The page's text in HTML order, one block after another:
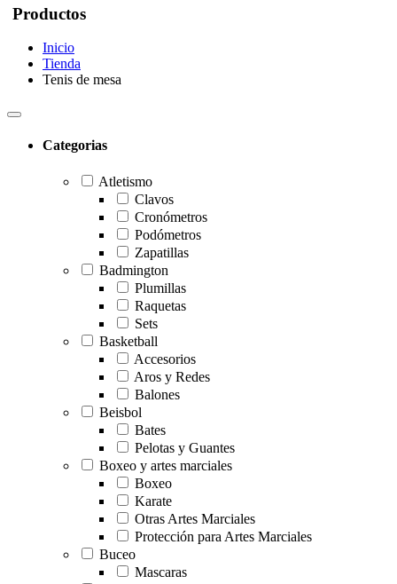
Productos
Inicio
Tienda
Tenis de mesa
Categorias
Atletismo
Clavos
Cronómetros
Podómetros
Zapatillas
Badmington
Plumillas
Raquetas
Sets
Basketball
Accesorios
Aros y Redes
Balones
Beisbol
Bates
Pelotas y Guantes
Boxeo y artes marciales
Boxeo
Karate
Otras Artes Marciales
Protección para Artes Marciales
Buceo
Mascaras